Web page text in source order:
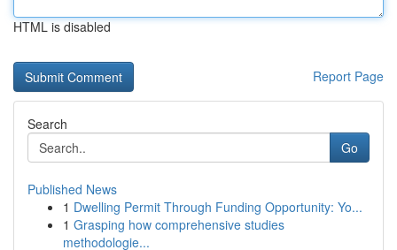
HTML is disabled
Report Page
Search
Go
Published News
1 Dwelling Permit Through Funding Opportunity: Yo...
1 Grasping how comprehensive studies
methodologie...